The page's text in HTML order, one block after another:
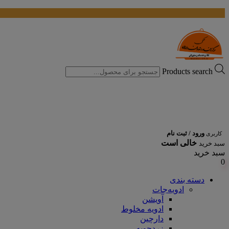
Products search
کاربری ورود / ثبت نام
سبد خرید خالی است
سبد خرید
0
دسته بندی
ادویه‌جات
آویشن
ادویه مخلوط
دارچین